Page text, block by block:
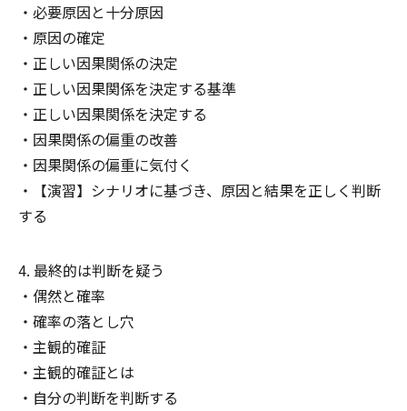
必要原因と十分原因
原因の確定
正しい因果関係の決定
正しい因果関係を決定する基準
正しい因果関係を決定する
因果関係の偏重の改善
因果関係の偏重に気付く
【演習】シナリオに基づき、原因と結果を正しく判断
する
最終的は判断を疑う
偶然と確率
確率の落とし穴
主観的確証
主観的確証とは
自分の判断を判断する